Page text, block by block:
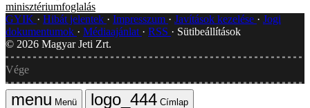
minisztériumfoglalás
GYIK
Hibát jelentek Impresszum Javítások kezelése
Jogi
dokumentumok
Médiaajánlat RSS
Sütibeállítások
© 2026 Magyar Jeti Zrt.
Vége
Menü
Címlap